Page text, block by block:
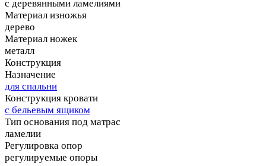
с деревянными ламелиями
Материал изножья
дерево
Материал ножек
металл
Конструкция
Назначение
для спальни
Конструкция кровати
с бельевым ящиком
Тип основания под матрас
ламелии
Регулировка опор
регулируемые опоры